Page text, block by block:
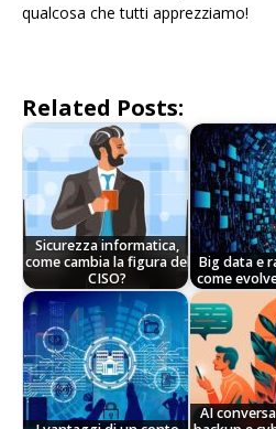
qualcosa che tutti apprezziamo!
Related Posts:
Sicurezza informatica,
come cambia la figura del
CISO?
Big data e
come
AI